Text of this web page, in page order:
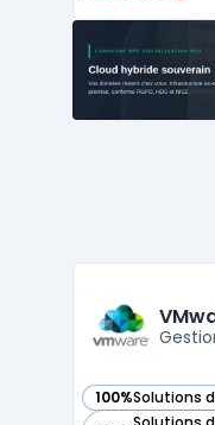
proposée par
100%Solutions
— voir VMware